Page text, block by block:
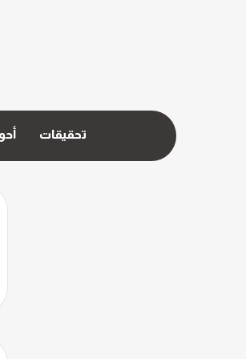
تحقيقات